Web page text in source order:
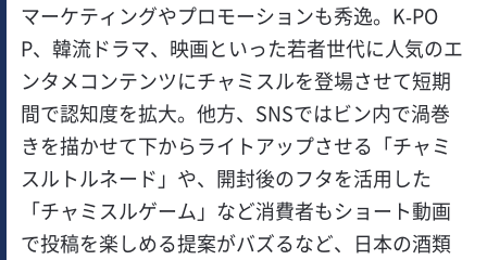
マーケティングやプロモーションも秀逸。K-PO
P、韓流ドラマ、映画といった若者世代に人気のエ
ンタメコンテンツにチャミスルを登場させて短期
間で認知度を拡大。他方、SNSではビン内で渦巻
きを描かせて下からライトアップさせる「チャミ
スルトルネード」や、開封後のフタを活用した
「チャミスルゲーム」など消費者もショート動画
で投稿を楽しめる提案がバズるなど、日本の酒類